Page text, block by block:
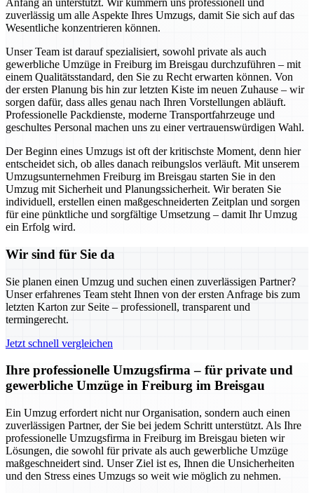
Anfang an unterstützt. Wir kümmern uns professionell und
zuverlässig um alle Aspekte Ihres Umzugs, damit Sie sich auf das
Wesentliche konzentrieren können.
Unser Team ist darauf spezialisiert, sowohl private als auch
gewerbliche Umzüge in Freiburg im Breisgau durchzuführen – mit
einem Qualitätsstandard, den Sie zu Recht erwarten können. Von
der ersten Planung bis hin zur letzten Kiste im neuen Zuhause – wir
sorgen dafür, dass alles genau nach Ihren Vorstellungen abläuft.
Professionelle Packdienste, moderne Transportfahrzeuge und
geschultes Personal machen uns zu einer vertrauenswürdigen Wahl.
Der Beginn eines Umzugs ist oft der kritischste Moment, denn hier
entscheidet sich, ob alles danach reibungslos verläuft. Mit unserem
Umzugsunternehmen Freiburg im Breisgau starten Sie in den
Umzug mit Sicherheit und Planungssicherheit. Wir beraten Sie
individuell, erstellen einen maßgeschneiderten Zeitplan und sorgen
für eine pünktliche und sorgfältige Umsetzung – damit Ihr Umzug
ein Erfolg wird.
Wir sind für Sie da
Sie planen einen Umzug und suchen einen zuverlässigen Partner?
Unser erfahrenes Team steht Ihnen von der ersten Anfrage bis zum
letzten Karton zur Seite – professionell, transparent und
termingerecht.
Jetzt schnell vergleichen
Ihre professionelle Umzugsfirma – für private und
gewerbliche Umzüge in Freiburg im Breisgau
Ein Umzug erfordert nicht nur Organisation, sondern auch einen
zuverlässigen Partner, der Sie bei jedem Schritt unterstützt. Als Ihre
professionelle Umzugsfirma in Freiburg im Breisgau bieten wir
Lösungen, die sowohl für private als auch gewerbliche Umzüge
maßgeschneidert sind. Unser Ziel ist es, Ihnen die Unsicherheiten
und den Stress eines Umzugs so weit wie möglich zu nehmen.